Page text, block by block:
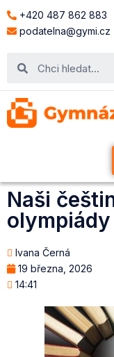
+420 487 862 883
podatelna@gymi.cz
Naši
olympiády
Ivana Černá
19 března, 2026
14:41